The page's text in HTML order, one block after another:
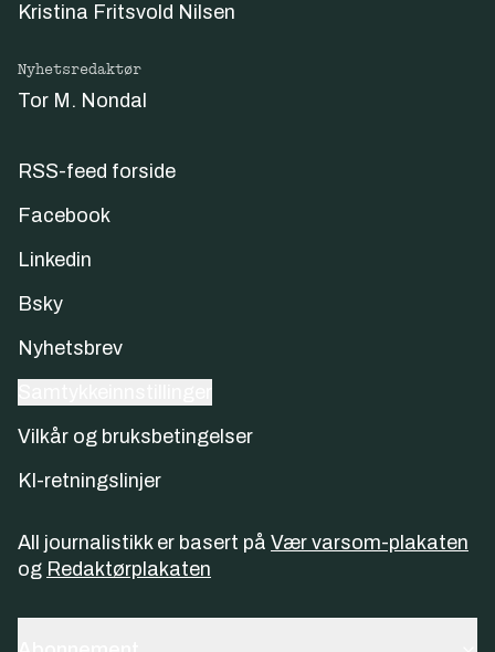
Kristina Fritsvold Nilsen
Nyhetsredaktør
Tor M. Nondal
RSS-feed forside
Facebook
Linkedin
Bsky
Nyhetsbrev
Vilkår og bruksbetingelser
KI-retningslinjer
All journalistikk er basert på Vær varsom-plakaten
og Redaktørplakaten